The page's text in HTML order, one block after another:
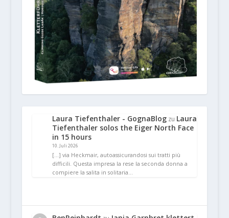
Laura Tiefenthaler - GognaBlogzu Laura
Tiefenthaler solos the Eiger North Face
in 15 hours
10. Juli 2026
[…] via Heckmair, autoassicurandosi sui tratti più
difficili. Questa impresa la rese la seconda donna a
compiere la salita in solitaria…